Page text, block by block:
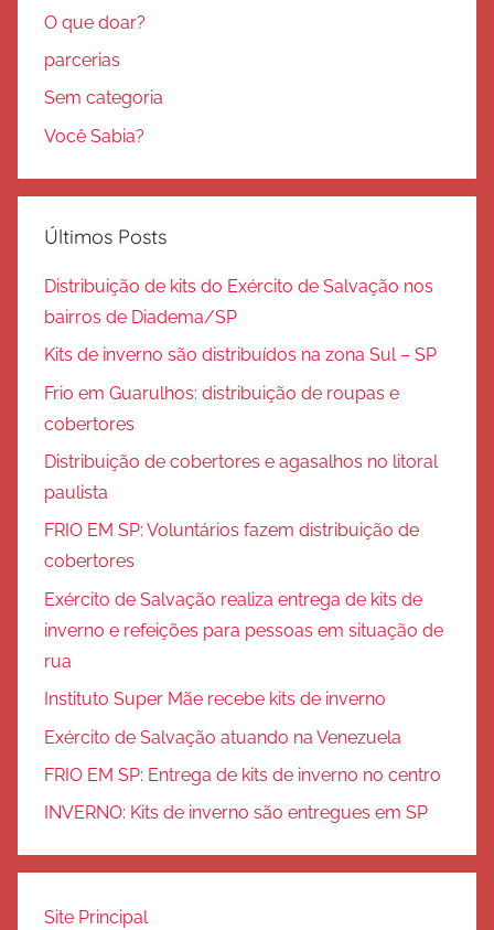
O que doar?
parcerias
Sem categoria
Você Sabia?
Últimos Posts
Distribuição de kits do Exército de Salvação nos
bairros de Diadema/SP
Kits de inverno são distribuídos na zona Sul – SP
Frio em Guarulhos: distribuição de roupas e
cobertores
Distribuição de cobertores e agasalhos no litoral
paulista
FRIO EM SP: Voluntários fazem distribuição de
cobertores
Exército de Salvação realiza entrega de kits de
inverno e refeições para pessoas em situação de
rua
Instituto Super Mãe recebe kits de inverno
Exército de Salvação atuando na Venezuela
FRIO EM SP: Entrega de kits de inverno no centro
INVERNO: Kits de inverno são entregues em SP
Site Principal